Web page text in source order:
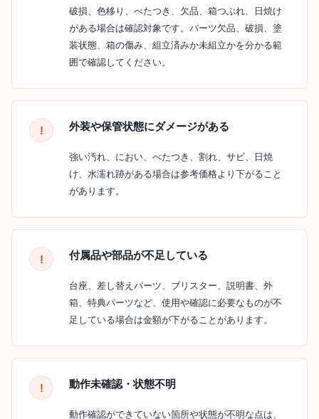
破損、色移り、べたつき、欠品、箱つぶれ、日焼け
がある場合は確認対象です。パーツ欠品、破損、塗
装状態、箱の傷み、組立済みか未組立かを分かる範
囲で確認してください。
外装や保管状態にダメージがある
強い汚れ、におい、べたつき、割れ、サビ、日焼
け、水濡れ跡がある場合は参考価格より下がること
があります。
付属品や部品が不足している
台座、差し替えパーツ、ブリスター、説明書、外
箱、特典パーツなど、使用や確認に必要なものが不
足している場合は金額が下がることがあります。
動作未確認・状態不明
動作確認ができていない箇所や状態が不明な点は、